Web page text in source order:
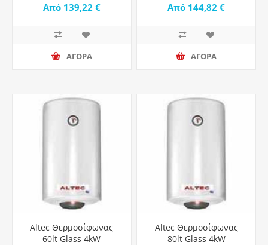
Από 139,22 €
ΑΓΟΡΑ
Από 144,82 €
ΑΓΟΡΑ
Altec Θερμοσίφωνας
60lt Glass 4kW
Altec Θερμοσίφωνας
80lt Glass 4kW